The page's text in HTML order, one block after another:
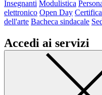
Insegnanti Modulistica
elettronico Open Day
dell'arte Bacheca sindacale
Accedi ai servizi